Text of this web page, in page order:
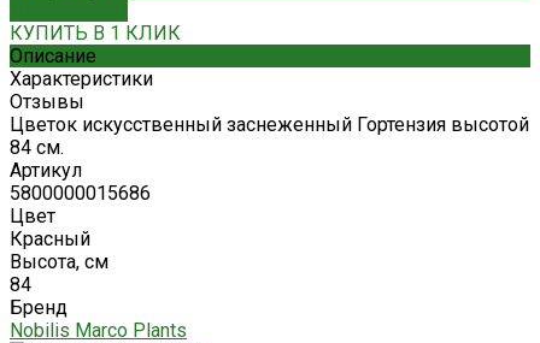
КУПИТЬ В 1 КЛИК
Описание
Характеристики
Отзывы
Цветок искусственный заснеженный Гортензия высотой
84 см.
Артикул
5800000015686
Цвет
Красный
Высота, см
84
Бренд
Nobilis Marco Plants